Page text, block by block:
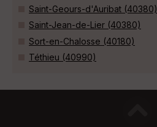
Saint-Geours-d'Auribat (40380)
Saint-Jean-de-Lier (40380)
Sort-en-Chalosse (40180)
Téthieu (40990)